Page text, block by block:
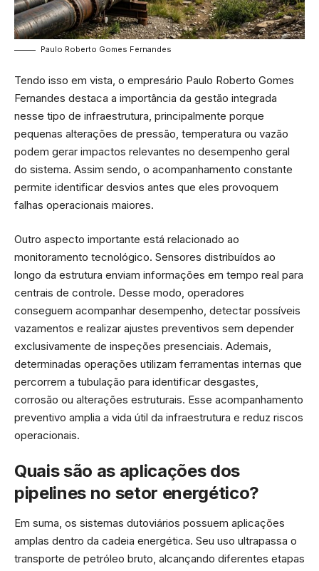
Paulo Roberto Gomes Fernandes
Tendo isso em vista, o empresário Paulo Roberto Gomes
Fernandes destaca a importância da gestão integrada
nesse tipo de infraestrutura, principalmente porque
pequenas alterações de pressão, temperatura ou vazão
podem gerar impactos relevantes no desempenho geral
do sistema. Assim sendo, o acompanhamento constante
permite identificar desvios antes que eles provoquem
falhas operacionais maiores.
Outro aspecto importante está relacionado ao
monitoramento tecnológico. Sensores distribuídos ao
longo da estrutura enviam informações em tempo real para
centrais de controle. Desse modo, operadores
conseguem acompanhar desempenho, detectar possíveis
vazamentos e realizar ajustes preventivos sem depender
exclusivamente de inspeções presenciais. Ademais,
determinadas operações utilizam ferramentas internas que
percorrem a tubulação para identificar desgastes,
corrosão ou alterações estruturais. Esse acompanhamento
preventivo amplia a vida útil da infraestrutura e reduz riscos
operacionais.
Quais são as aplicações dos
pipelines no setor energético?
Em suma, os sistemas dutoviários possuem aplicações
amplas dentro da cadeia energética. Seu uso ultrapassa o
transporte de petróleo bruto, alcançando diferentes etapas